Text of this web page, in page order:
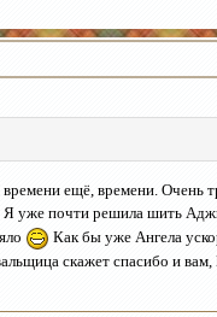
времени ещё, времени. Очень
Я уже почти решила шить
Как бы уже Ангела
скажет спасибо и